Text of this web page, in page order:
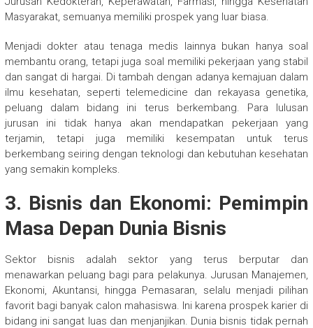
Masyarakat, semuanya memiliki prospek yang luar biasa.
Menjadi dokter atau tenaga medis lainnya bukan hanya soal
membantu orang, tetapi juga soal memiliki pekerjaan yang stabil
dan sangat di hargai. Di tambah dengan adanya kemajuan dalam
ilmu kesehatan, seperti telemedicine dan rekayasa genetika,
peluang dalam bidang ini terus berkembang. Para lulusan
jurusan ini tidak hanya akan mendapatkan pekerjaan yang
terjamin, tetapi juga memiliki kesempatan untuk terus
berkembang seiring dengan teknologi dan kebutuhan kesehatan
yang semakin kompleks.
3. Bisnis dan Ekonomi: Pemimpin
Masa Depan Dunia Bisnis
Sektor bisnis adalah sektor yang terus berputar dan
menawarkan peluang bagi para pelakunya. Jurusan Manajemen,
Ekonomi, Akuntansi, hingga Pemasaran, selalu menjadi pilihan
favorit bagi banyak calon mahasiswa. Ini karena prospek karier di
bidang ini sangat luas dan menjanjikan. Dunia bisnis tidak pernah